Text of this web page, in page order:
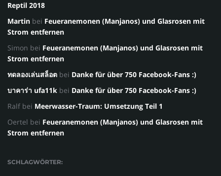
Reptil 2018
Martin bei Feueranemonen (Manjanos) und Glasrosen mit
Strom entfernen
Simon bei Feueranemonen (Manjanos) und Glasrosen mit
Strom entfernen
ทดลองเล่นสล็อต bei Danke für über 750 Facebook-Fans :)
บาคาร่า ufa11k bei Danke für über 750 Facebook-Fans :)
Ralf bei Meerwasser-Traum: Umsetzung Teil 1
Oertel bei Feueranemonen (Manjanos) und Glasrosen mit
Strom entfernen
SCHLAGWÖRTER: